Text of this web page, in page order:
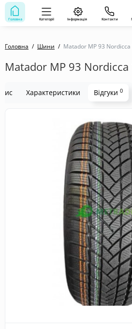
Головна Категорії Інформація Контакти
Головна Шини Matador MP 93 Nordicca
Matador MP 93
Характеристики Відгуки 0